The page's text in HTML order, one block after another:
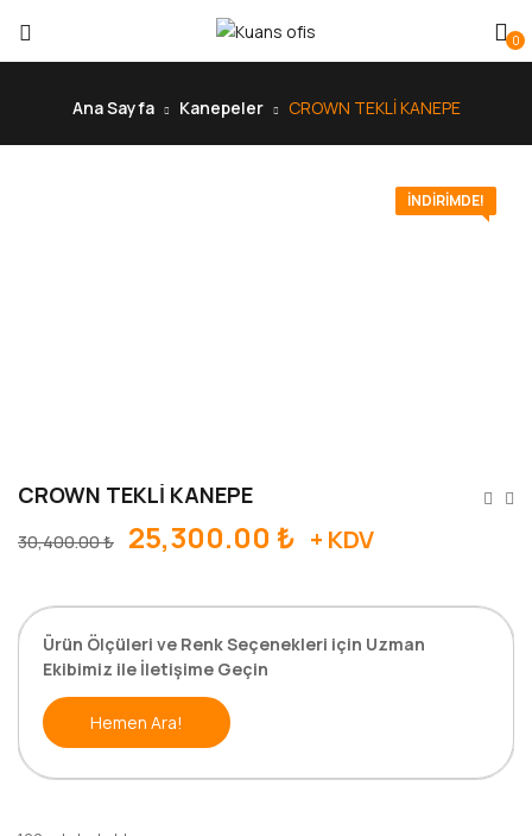
0
Ana Sayfa Kanepeler CROWN TEKLİ KANEPE
İNDIRIMDE!
CROWN TEKLİ KANEPE
30,400.00₺ Orijinal
fiyat:
25,300.00 ₺ Şu
andaki
25,300.00 ₺.
+ KDV
Ürün Ölçüleri ve Renk Seçenekleri için Uzman
Ekibimiz ile İletişime Geçin
Hemen Ara!